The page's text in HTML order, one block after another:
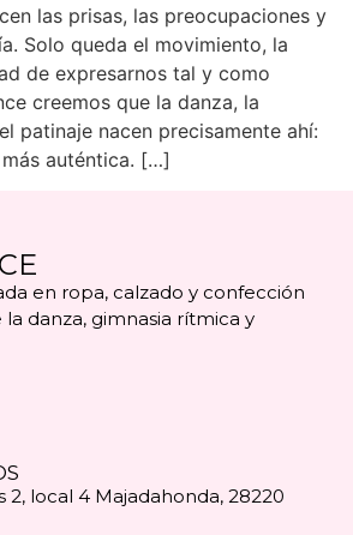
las prisas, las preocupaciones y
Solo queda el movimiento, la
de expresarnos tal y como
creemos que la danza, la
patinaje nacen precisamente ahí:
auténtica. […]
en ropa, calzado y confección
danza, gimnasia rítmica y
2, local 4 Majadahonda, 28220